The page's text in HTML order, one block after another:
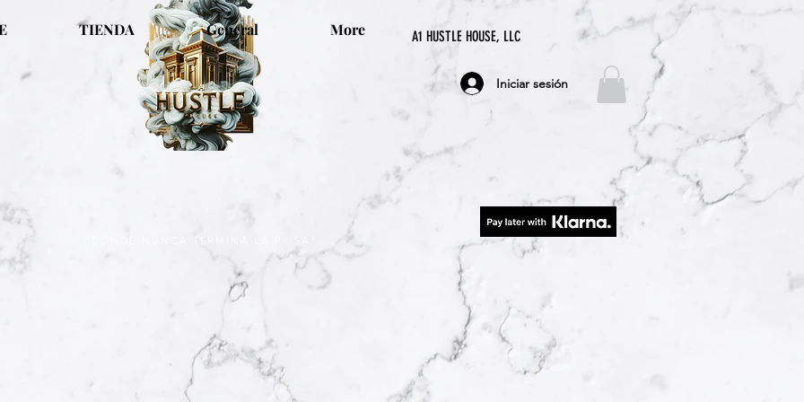
A1 HUSTLE HOUSE, LLC
TIENDA General More
Iniciar sesión